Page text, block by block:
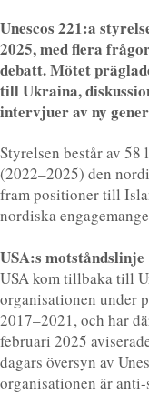
Unescos 221:a
2025, med flera
debatt. Mötet
till Ukraina,
intervjuer av ny
Styrelsen består av
(2022–2025) den
fram positioner till
nordiska
USA:s motståndslinje
USA kom tillbaka till
organisationen under
2017–2021, och har
februari 2025
dagars översyn av
organisationen är